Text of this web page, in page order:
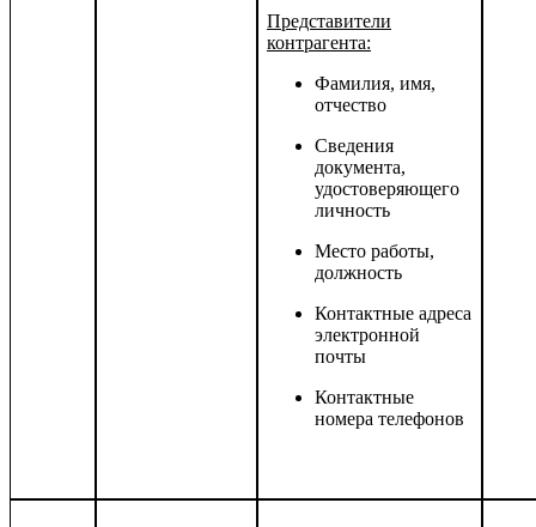
Представители
контрагента:
Фамилия, имя,
отчество
Сведения
документа,
удостоверяющего
личность
Место работы,
должность
Контактные адреса
электронной
почты
Контактные
номера телефонов